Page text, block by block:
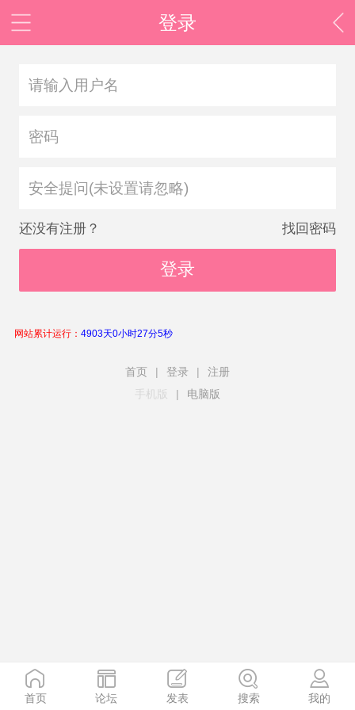
登录
安全提问(未设置请忽略)
还没有注册？ 找回密码
登录
网站累计运行： 4903天0小时27分5秒
首页 | 登录 |
注册
手机版
| 电脑版
首页 论坛 发表 搜索 我的